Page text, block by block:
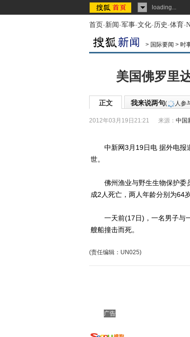
loading...
首页-新闻-军事-文化-历史-体育-
> 国际要闻 > 时
美国佛罗里
正文 我来说两句( 人参
2012年03月19日21:21 来源： 中国
中新网3月19日电 据外电报道
世。
佛州渔业与野生生物保护委员
成2人死亡，两人年龄分别为64
一天前(17日)，一名男子与一
艘船撞击而死。
(责任编辑：UN025)
广告